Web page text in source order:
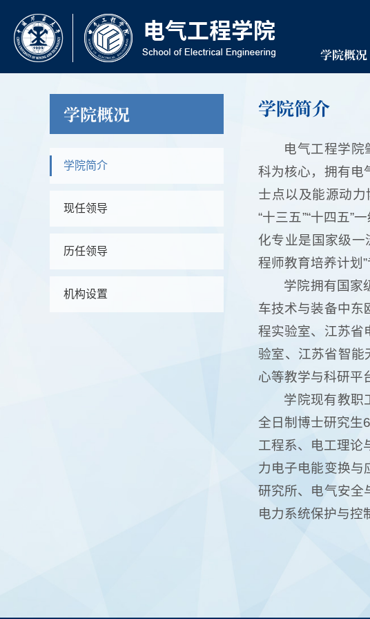
学院概况
学院概况
学院简介
现任领导
历任领导
机构设置
学院简介
电气工程学院
科为核心，拥有电
士点以及能源动
“十三五”“十四五”
化专业是国家级一
程师教育培养计划
学院拥有国家
车技术与装备中东
程实验室、江苏省
验室、江苏省智能
心等教学与科研平
学院现有教职
全日制博士研究生
工程系、电工理论
力电子电能变换与
研究所、电气安全
电力系统保护与控